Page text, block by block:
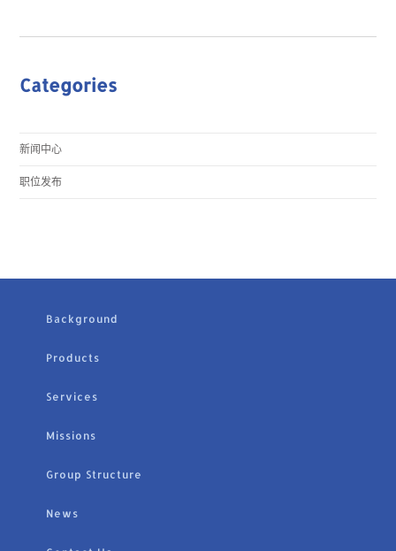
Categories
新闻中心
职位发布
Background
Products
Services
Missions
Group Structure
News